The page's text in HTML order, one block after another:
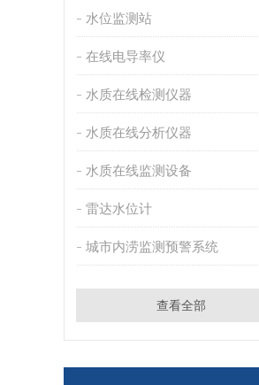
水位监测站
在线电导率仪
水质在线检测仪器
水质在线分析仪器
水质在线监测设备
雷达水位计
城市内涝监测预警系统
查看全部